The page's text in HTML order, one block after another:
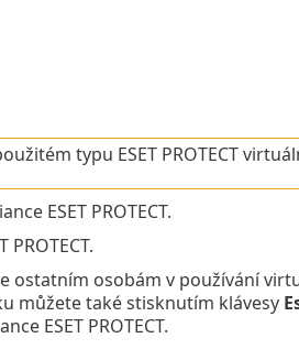
typu ESET PROTECT
ESET PROTECT.
osobám v používání
můžete také stisknutím klávesy
ESET PROTECT.